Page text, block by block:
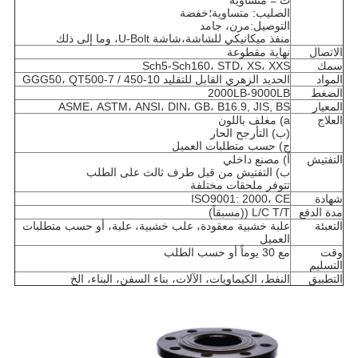
الصليب: متساوية؛خفضة
التوصيل:مرن، جامد
منفذ ميكانيكي للشاشة،شاشة U-Bolt، وما إلى ذلك
الاتصال
نهاية مقطوعة
سمك
Sch5-Sch160، STD، XS، XXS
المواد
الحديد الزهري القابل للتقليد GGG50، QT500-7 / 450-10
الضغط
2000LB-9000LB
المعيار
ASME، ASTM، ANSI، DIN، GB، B16.9, JIS, BS
العلاج
a) مغلف باللون
(ب) التأرجح الحار
ج) حسب متطلبات العميل
التفتيش
أ) مصنع داخلي
ب) التفتيش من قبل طرف ثالث على الطلب
تتوفر ملحقات مختلفة
شهادة
ISO9001: 2000، CE
مدة الدفع
L/C T/T ((مسبقاً)
التعبئة
علبة خشبية معقودة، علب خشبية، علبة، أو حسب متطلبات
العميل
وقت
التسليم
مع 30 يوماً أو حسب الطلب
التطبيق النفط، الكيماويات، الآلات، بناء السفن، البناء، الخ